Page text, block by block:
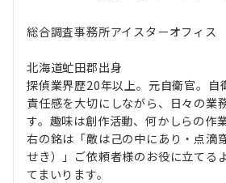
総合調査事務所アイスターオフィ
北海道虻田郡出身
探偵業界歴20年以上。元自衛官。自
責任感を大切にしながら、日々の業
す。趣味は創作活動、何かしらの作
右の銘は「敵は己の中にあり・点滴
せき）」ご依頼者様のお役に立てる
てまいります。